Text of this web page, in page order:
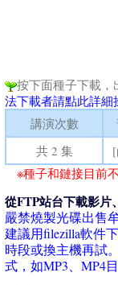
按下面種子下載，
法下載者請點此詳細
講演次數
共 2 集
※種子和鏈接目前
從FTP站台下載影片
嚴禁燒製光碟出售
建議用filezilla軟件
時段或換主機再試
式，如MP3、MP4